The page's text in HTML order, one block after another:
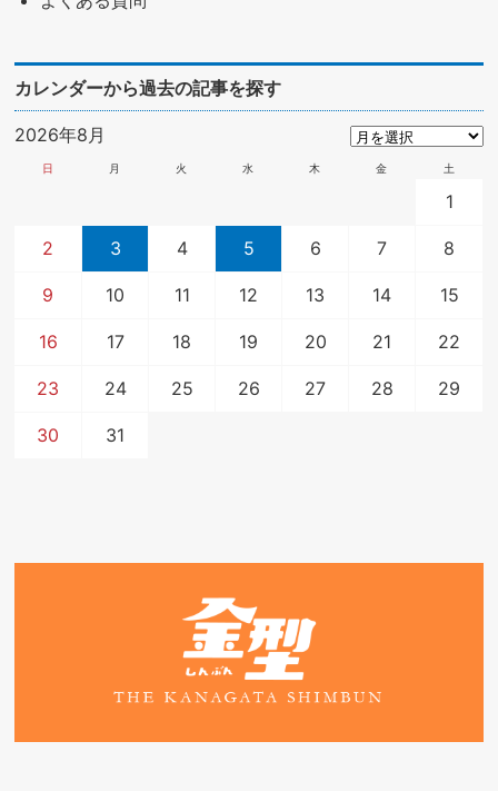
カレンダーから過去の記事を探す
2026年8月
日 月 火 水 木 金 土
1
2 3 4 5 6 7 8
9 10 11 12 13 14 15
16 17 18 19 20 21 22
23 24 25 26 27 28 29
30 31